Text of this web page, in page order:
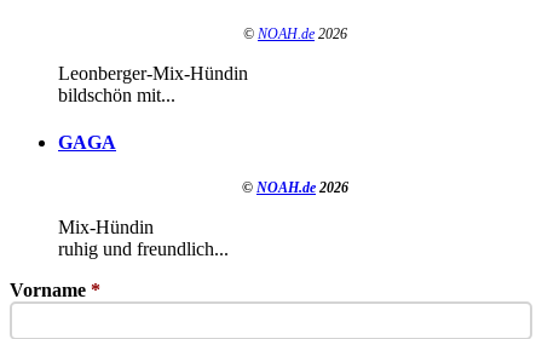
© NOAH.de 2026
Leonberger-Mix-Hündin
bildschön mit...
GAGA
© NOAH.de 2026
Mix-Hündin
ruhig und freundlich...
Vorname *